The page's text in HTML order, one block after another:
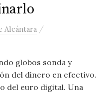
Alcántara /
sobre el
globos sonda y
del dinero en efectivo.
del euro digital. Una